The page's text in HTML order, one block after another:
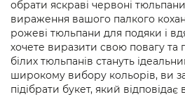
обрати яскраві червоні
вираження вашого палкого
рожеві тюльпани для подяки і
хочете виразити свою повагу та
білих тюльпанів стануть
широкому вибору кольорів, ви
підібрати букет, який